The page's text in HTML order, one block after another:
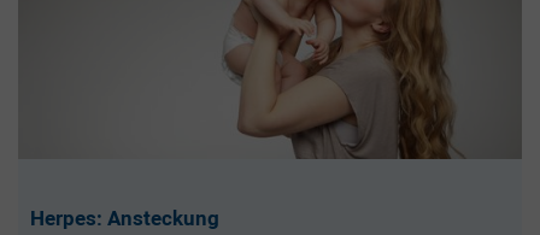
Herpes: Ansteckung